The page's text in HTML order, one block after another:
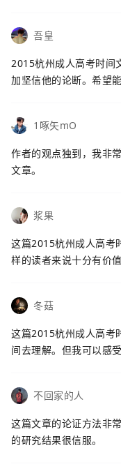
吾皇
2015杭州成人高考时间
加坚信他的论断。希望
1啄矢mO
作者的观点独到，我非
文章。
浆果
这篇2015杭州成人高考
样的读者来说十分有价值
冬菇
这篇2015杭州成人高考
间去理解。但我可以感
不回家的人
这篇文章的论证方法非
的研究结果很信服。